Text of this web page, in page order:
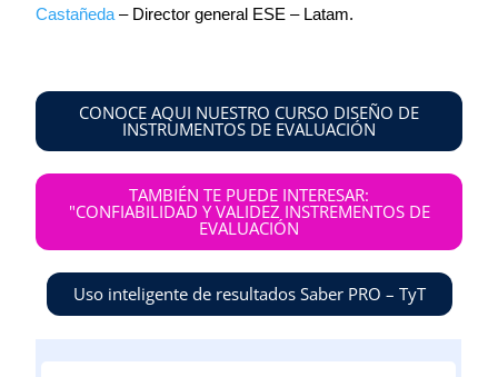
Castañeda – Director general ESE – Latam.
CONOCE AQUI NUESTRO CURSO DISEÑO DE
INSTRUMENTOS DE EVALUACIÓN
TAMBIÉN TE PUEDE INTERESAR:
"CONFIABILIDAD Y VALIDEZ INSTREMENTOS DE
EVALUACIÓN
Uso inteligente de resultados Saber PRO – TyT